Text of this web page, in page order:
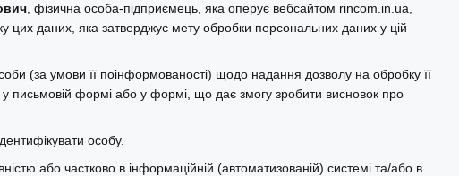
, фізична особа-підприємець, яка оперує вебсайтом rincom.in.ua,
цих даних, яка затверджує мету обробки персональних даних у цій
(за умови її поінформованості) щодо надання дозволу на обробку її
письмовій формі або у формі, що дає змогу зробити висновок про
особу.
або частково в інформаційній (автоматизованій) системі та/або в